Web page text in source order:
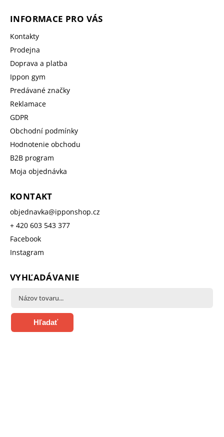
INFORMACE PRO VÁS
Kontakty
Prodejna
Doprava a platba
Ippon gym
Predávané značky
Reklamace
GDPR
Obchodní podmínky
Hodnotenie obchodu
B2B program
Moja objednávka
KONTAKT
objednavka@ipponshop.cz
+ 420 603 543 377
Facebook
Instagram
VYHĽADÁVANIE
Hľadať